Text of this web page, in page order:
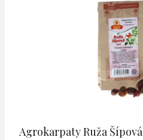
Agrokarpaty Ruža